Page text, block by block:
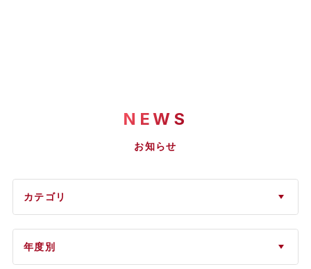
NEWS
お知らせ
カテゴリ
年度別